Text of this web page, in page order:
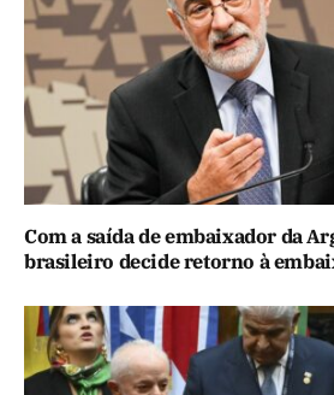
Com a saída de embaixador da
brasileiro decide retorno à